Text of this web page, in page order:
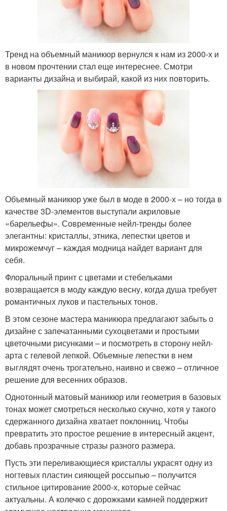
Тренд на объемный маникюр вернулся к нам из 2000-х и
в новом прочтении стал еще интереснее. Смотри
варианты дизайна и выбирай, какой из них повторить.
Объемный маникюр уже был в моде в 2000-х – но тогда в
качестве 3D-элементов выступали акриловые
«барельефы». Современные нейл-тренды более
элегантны: кристаллы, этника, лепестки цветов и
микрожемчуг – каждая модница найдет вариант для
себя.
Флоральный принт с цветами и стебельками
возвращается в моду каждую весну, когда душа требует
романтичных луков и пастельных тонов.
В этом сезоне мастера маникюра предлагают забыть о
дизайне с запечатанными сухоцветами и простыми
цветочными рисунками – и посмотреть в сторону нейл-
арта с гелевой лепкой. Объемные лепестки в нем
выглядят очень трогательно, наивно и свежо – отличное
решение для весенних образов.
Однотонный матовый маникюр или геометрия в базовых
тонах может смотреться несколько скучно, хотя у такого
сдержанного дизайна хватает поклонниц. Чтобы
превратить это простое решение в интересный акцент,
добавь прозрачные стразы разного размера.
Пусть эти переливающиеся кристаллы украсят одну из
ногтевых пластин сияющей россыпью – получится
стильное цитирование 2000-х, которые сейчас
актуальны. А колечко с дорожками камней поддержит